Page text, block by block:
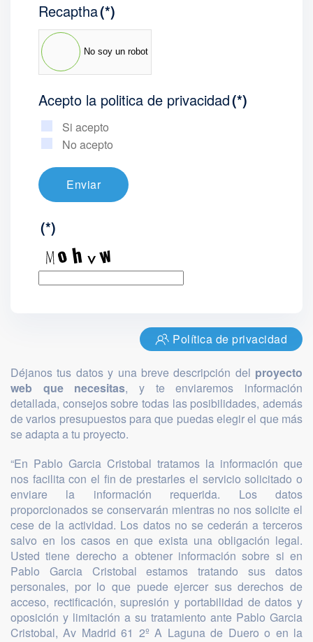
Recaptha(*)
No soy un robot
Acepto la politica de privacidad(*)
Si acepto
No acepto
Enviar
(*)
Política de privacidad
Déjanos tus datos y una breve descripción del proyecto
web que necesitas, y te enviaremos información
detallada, consejos sobre todas las posibilidades, además
de varios presupuestos para que puedas elegir el que más
se adapta a tu proyecto.
“En Pablo Garcia Cristobal tratamos la información que
nos facilita con el fin de prestarles el servicio solicitado o
enviare la información requerida. Los datos
proporcionados se conservarán mientras no nos solicite el
cese de la actividad. Los datos no se cederán a terceros
salvo en los casos en que exista una obligación legal.
Usted tiene derecho a obtener información sobre si en
Pablo Garcia Cristobal estamos tratando sus datos
personales, por lo que puede ejercer sus derechos de
acceso, rectificación, supresión y portabilidad de datos y
oposición y limitación a su tratamiento ante Pablo Garcia
Cristobal, Av Madrid 61 2º A Laguna de Duero o en la